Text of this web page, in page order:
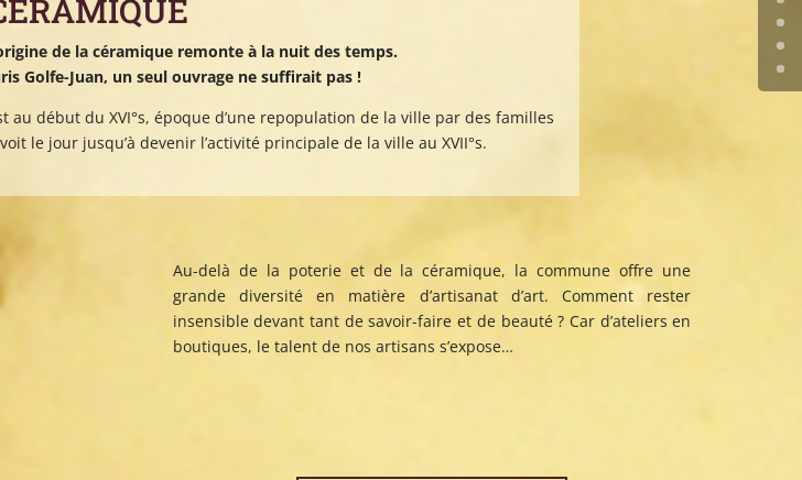
de la céramique remonte à la nuit des temps.
Golfe-Juan, un seul ouvrage ne suffirait pas !
au début du XVI°s, époque d’une repopulation de la ville par des familles
le jour jusqu’à devenir l’activité principale de la ville au XVII°s.
Au-delà de la poterie et de la céramique, la commune offre une
grande diversité en matière d’artisanat d’art. Comment rester
insensible devant tant de savoir-faire et de beauté ? Car d’ateliers en
boutiques, le talent de nos artisans s’expose…